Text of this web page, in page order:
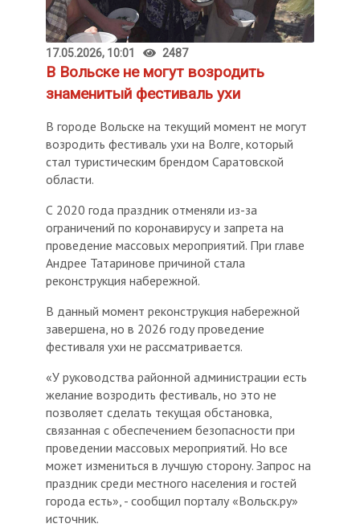
17.05.2026, 10:01 2487
В Вольске не могут возродить
знаменитый фестиваль ухи
В городе Вольске на текущий момент не могут
возродить фестиваль ухи на Волге, который
стал туристическим брендом Саратовской
области.
С 2020 года праздник отменяли из-за
ограничений по коронавирусу и запрета на
проведение массовых мероприятий. При главе
Андрее Татаринове причиной стала
реконструкция набережной.
В данный момент реконструкция набережной
завершена, но в 2026 году проведение
фестиваля ухи не рассматривается.
«У руководства районной администрации есть
желание возродить фестиваль, но это не
позволяет сделать текущая обстановка,
связанная с обеспечением безопасности при
проведении массовых мероприятий. Но все
может измениться в лучшую сторону. Запрос на
праздник среди местного населения и гостей
города есть», - сообщил порталу «Вольск.ру»
источник.